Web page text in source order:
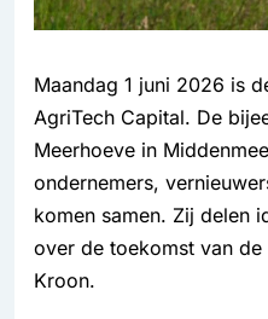
Maandag 1 juni 2026 is
AgriTech Capital. De
Meerhoeve in
ondernemers,
komen samen. Zij delen
over de toekomst van
Kroon.